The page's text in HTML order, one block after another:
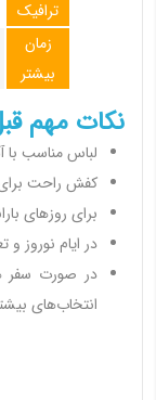
ترافیک
زمان
بیشتر
نکات مهم
لباس مناسب با
کفش راحت برای
برای روزهای
در ایام نوروز
در صورت سفر
انتخاب‌های